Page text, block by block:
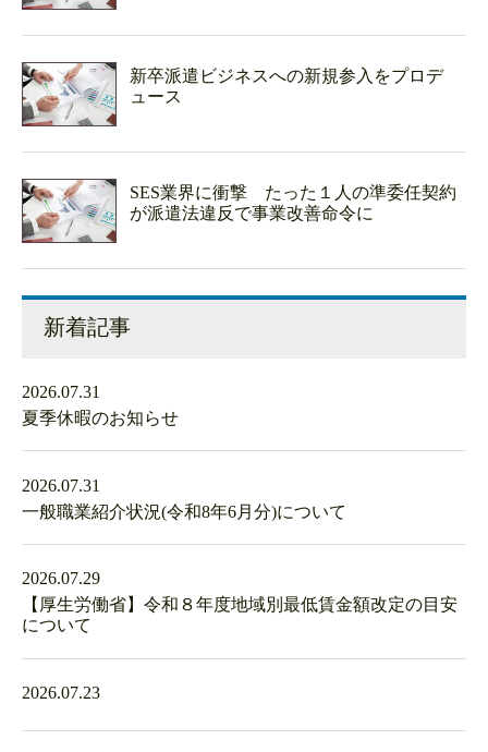
新卒派遣ビジネスへの新規参入をプロデ
ュース
SES業界に衝撃 たった１人の準委任契約
が派遣法違反で事業改善命令に
新着記事
2026.07.31
夏季休暇のお知らせ
2026.07.31
一般職業紹介状況(令和8年6月分)について
2026.07.29
【厚生労働省】令和８年度地域別最低賃金額改定の目安
について
2026.07.23